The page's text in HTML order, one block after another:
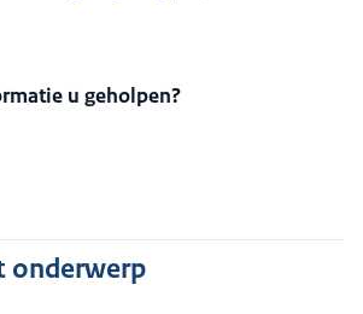
u geholpen?
onderwerp